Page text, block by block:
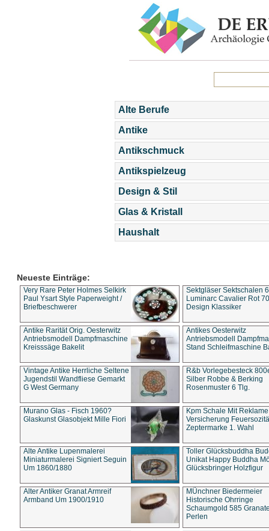
Alte Berufe
Antike
Antikschmuck
Antikspielzeug
Design & Stil
Glas & Kristall
Haushalt
Neueste Einträge:
Very Rare Peter Holmes Selkirk
Paul Ysart Style Paperweight /
Briefbeschwerer
Sektgläser Sektschalen
Luminarc Cavalier Rot
Design Klassiker
Antike Rarität Orig. Oesterwitz
Antriebsmodell Dampfmaschine
Kreisssäge Bakelit
Antikes Oesterwitz
Antriebsmodell
Stand Schleifmaschine
Vintage Antike Herrliche Seltene
Jugendstil Wandfliese Gemarkt
G West Germany
R&b Vorlegebesteck
Silber Robbe & Berking
Rosenmuster 6 Tlg.
Murano Glas - Fisch 1960?
Glaskunst Glasobjekt Mille Fiori
Kpm Schale Mit Reklame
Versicherung
Zeptermarke 1. Wahl
Alte Antike Lupenmalerei
Miniaturmalerei Signiert Seguin
Um 1860/1880
Toller Glücksbuddha
Unikat Happy Buddha
Glücksbringer Holzfigur
Alter Antiker Granat Armreif
Armband Um 1900/1910
MÜnchner Biedermeier
Historische Ohrringe
Schaumgold 585
Perlen